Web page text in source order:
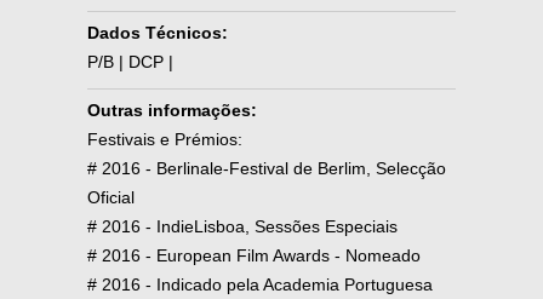
Dados Técnicos:
P/B | DCP |
Outras informações:
Festivais e Prémios:
# 2016 - Berlinale-Festival de Berlim, Selecção
Oficial
# 2016 - IndieLisboa, Sessões Especiais
# 2016 - European Film Awards - Nomeado
# 2016 - Indicado pela Academia Portuguesa